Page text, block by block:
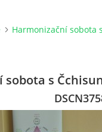
Harmonizační sobota
s